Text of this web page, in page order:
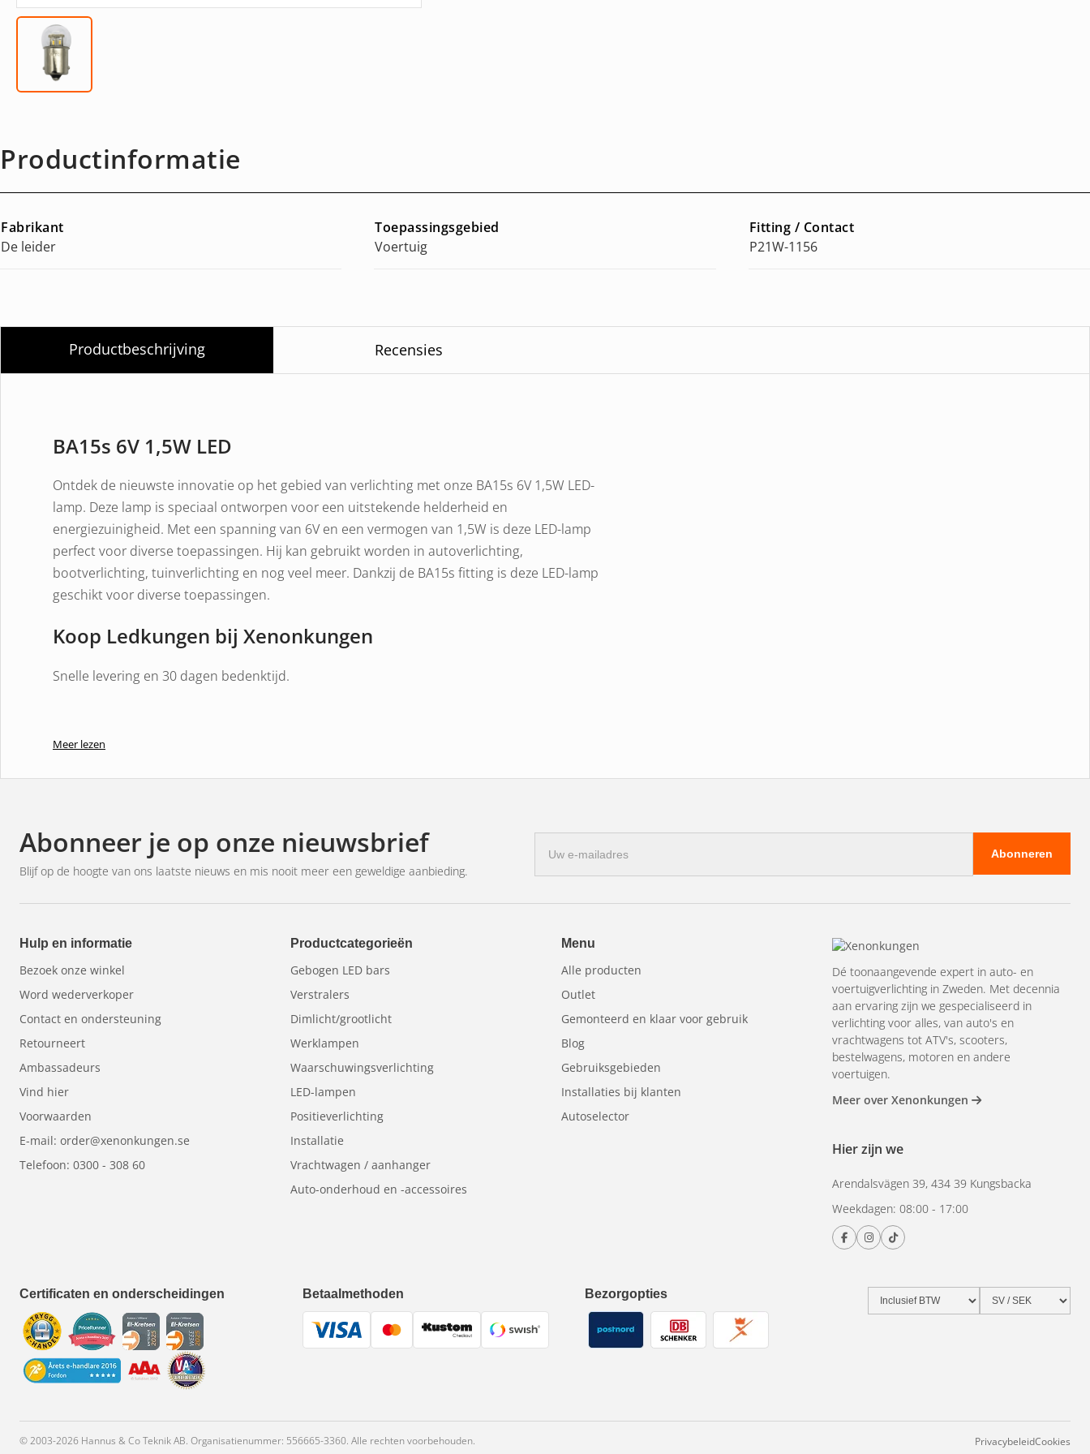
Productinformatie
Fabrikant
De leider
Toepassingsgebied
Voertuig
Fitting / Contact
P21W-1156
Productbeschrijving Recensies
BA15s 6V 1,5W LED
Ontdek de nieuwste innovatie op het gebied van verlichting met onze BA15s 6V 1,5W LED-
lamp. Deze lamp is speciaal ontworpen voor een uitstekende helderheid en
energiezuinigheid. Met een spanning van 6V en een vermogen van 1,5W is deze LED-lamp
perfect voor diverse toepassingen. Hij kan gebruikt worden in autoverlichting,
bootverlichting, tuinverlichting en nog veel meer. Dankzij de BA15s fitting is deze LED-lamp
geschikt voor diverse toepassingen.
Koop Ledkungen bij Xenonkungen
Snelle levering en 30 dagen bedenktijd.
Meer lezen
Abonneer je op onze nieuwsbrief
Blijf op de hoogte van ons laatste nieuws en mis nooit meer een geweldige aanbieding.
mailadres
Abonneren
Hulp en informatie
Bezoek onze winkel
Word wederverkoper
Contact en ondersteuning
Retourneert
Ambassadeurs
Vind hier
Voorwaarden
E-mail: order@xenonkungen.se
Telefoon: 0300 - 308 60
Productcategorieën
Gebogen LED bars
Verstralers
Dimlicht/grootlicht
Werklampen
Waarschuwingsverlichting
LED-lampen
Positieverlichting
Installatie
Vrachtwagen / aanhanger
Auto-onderhoud en -accessoires
Menu
Alle producten
Outlet
Gemonteerd en klaar voor gebruik
Blog
Gebruiksgebieden
Installaties bij klanten
Autoselector
Dé toonaangevende expert in auto- en
voertuigverlichting in Zweden. Met decennia
aan ervaring zijn we gespecialiseerd in
verlichting voor alles, van auto's en
vrachtwagens tot ATV's, scooters,
bestelwagens, motoren en andere
voertuigen.
Meer over Xenonkungen
Hier zijn we
Arendalsvägen 39, 434 39 Kungsbacka
Weekdagen: 08:00 - 17:00
Certificaten en onderscheidingen Betaalmethoden Bezorgopties
© 2003-2026 Hannus & Co Teknik AB. Organisatienummer: 556665-3360. Alle rechten voorbehouden. PrivacybeleidCookies